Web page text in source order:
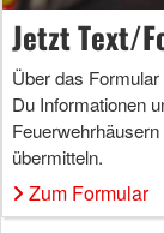
Jetzt Text/
Über das
Du Informationen
übermitteln.
Zum Formular